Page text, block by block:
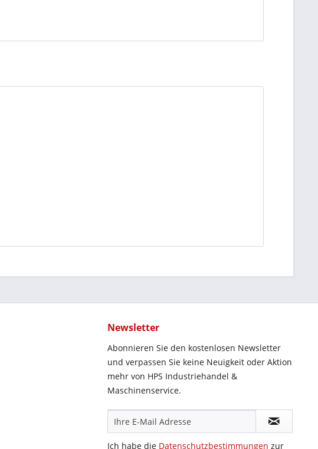
Newsletter
Abonnieren Sie den kostenlosen Newsletter
und verpassen Sie keine Neuigkeit oder Aktion
mehr von HPS Industriehandel &
Maschinenservice.
Ich habe die Datenschutzbestimmungen zur